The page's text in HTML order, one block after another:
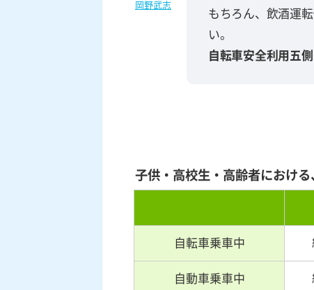
岡野武志
もちろん、飲酒運
い。
自転車安全利用五側
子供・高校生・高齢者におけ
自転車乗車中
自動車乗車中